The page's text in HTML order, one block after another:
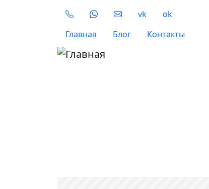
Social vk ok
Верхнее меню
Главная Блог Контакты